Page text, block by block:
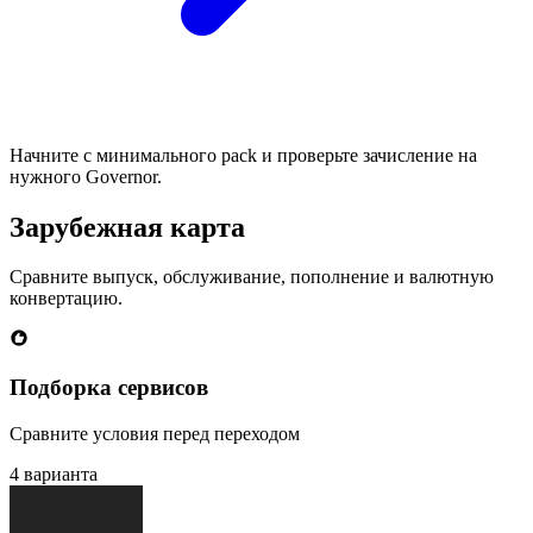
Начните с минимального pack и проверьте зачисление на
нужного Governor.
Зарубежная карта
Сравните выпуск, обслуживание, пополнение и валютную
конвертацию.
Подборка сервисов
Сравните условия перед переходом
4 варианта